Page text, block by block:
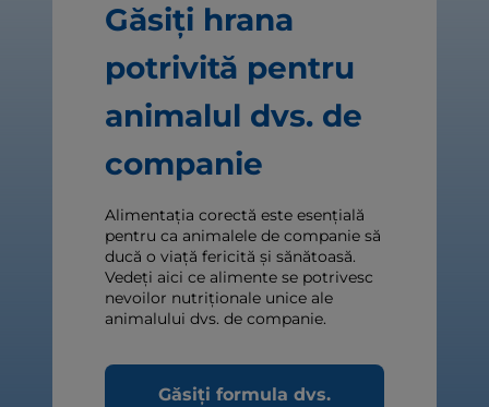
Găsiți hrana
potrivită pentru
animalul dvs. de
companie
Alimentația corectă este esențială
pentru ca animalele de companie să
ducă o viață fericită și sănătoasă.
Vedeți aici ce alimente se potrivesc
nevoilor nutriționale unice ale
animalului dvs. de companie.
Găsiți formula dvs.